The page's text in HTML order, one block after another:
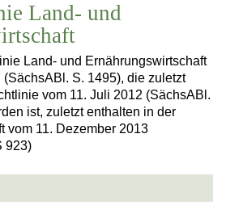
Land- und
Land- und Ernährungswirtschaft
(SächsABl. S. 1495), die zuletzt
vom 11. Juli 2012 (SächsABl.
ist, zuletzt enthalten in der
vom 11. Dezember 2013
923)